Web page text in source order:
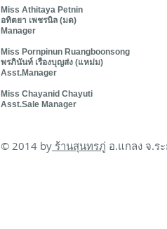
Miss Athitaya Petnin
อทิตยา เพชรนิล (มด)
Manager
Miss Pornpinun Ruangboonsong
พรภินันท์ เรืองบุญส่ง (แหม่ม)
Asst.Manager
Miss Chayanid Chayuti
Asst.Sale Manager
© 2014 by ร้านสุนทรภู่ อ.แกลง จ.ร